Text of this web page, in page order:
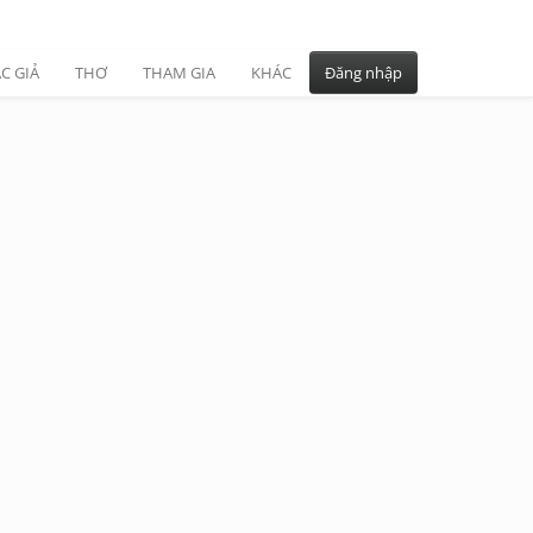
GIẢ THƠ THAM GIA KHÁC Đăng nhập